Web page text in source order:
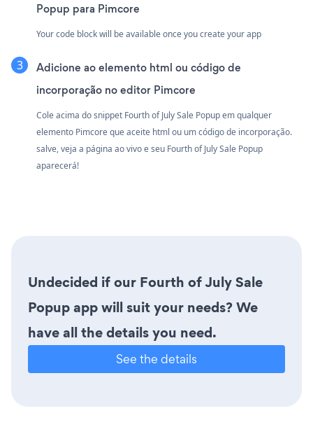
Popup para Pimcore
Your code block will be available once you create your app
Adicione ao elemento html ou código de
incorporação no editor Pimcore
Cole acima do snippet Fourth of July Sale Popup em qualquer
elemento Pimcore que aceite html ou um código de incorporação.
salve, veja a página ao vivo e seu Fourth of July Sale Popup
aparecerá!
Undecided if our Fourth of July Sale
Popup app will suit your needs? We
have all the details you need.
See the details